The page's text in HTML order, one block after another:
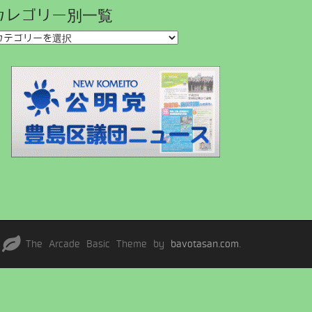
レゴリー別一覧
The Arcade Basic Theme by bavotasan.com.